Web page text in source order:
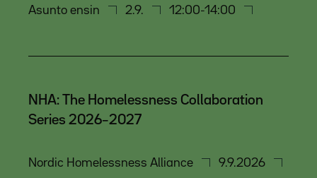
Asunto ensin 2.9. 12:00-14:00
NHA: The Homelessness Collaboration
Series 2026–2027
Nordic Homelessness Alliance 9.9.2026